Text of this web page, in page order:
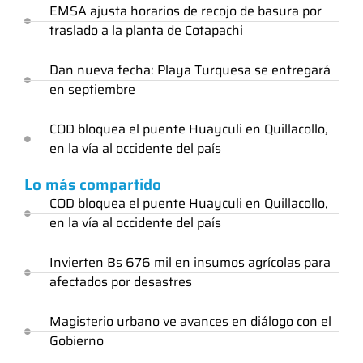
EMSA ajusta horarios de recojo de basura por
traslado a la planta de Cotapachi
Dan nueva fecha: Playa Turquesa se entregará
en septiembre
COD bloquea el puente Huayculi en Quillacollo,
en la vía al occidente del país
Lo más compartido
COD bloquea el puente Huayculi en Quillacollo,
en la vía al occidente del país
Invierten Bs 676 mil en insumos agrícolas para
afectados por desastres
Magisterio urbano ve avances en diálogo con el
Gobierno